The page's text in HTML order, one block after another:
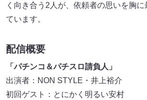
く向き合う2人が、依頼者の思いを胸
ています。
配信概要
「パチンコ＆パチスロ請負人」
出演者：NON STYLE・井上裕介
初回ゲスト：とにかく明るい安村